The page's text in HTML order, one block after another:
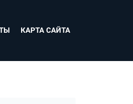
КАРТА САЙТА